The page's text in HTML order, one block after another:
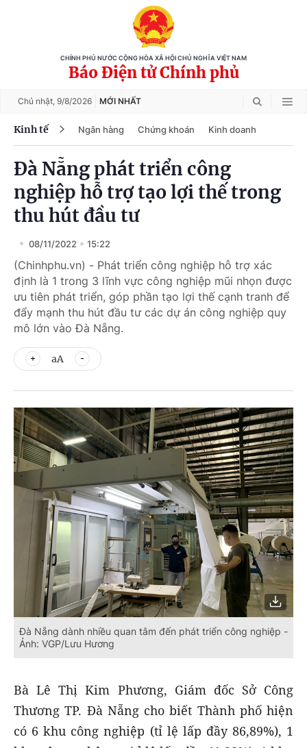
CHÍNH PHỦ NƯỚC CỘNG HÒA XÃ HỘI CHỦ NGHĨA VIỆT NAM
Báo Điện tử Chính phủ
Chủ nhật, 9/8/2026 MỚI NHẤT
Kinh tế Ngân hàng Chứng khoán Kinh doanh
Đà Nẵng phát triển công
nghiệp hỗ trợ tạo lợi thế trong
thu hút đầu tư
08/11/2022 15:22
(Chinhphu.vn) - Phát triển công nghiệp hỗ trợ xác
định là 1 trong 3 lĩnh vực công nghiệp mũi nhọn được
ưu tiên phát triển, góp phần tạo lợi thế cạnh tranh để
đẩy mạnh thu hút đầu tư các dự án công nghiệp quy
mô lớn vào Đà Nẵng.
aA
Đà Nẵng dành nhiều quan tâm đến phát triển công nghiệp -
Ảnh: VGP/Lưu Hương
Bà Lê Thị Kim Phương, Giám đốc Sở Công
Thương TP. Đà Nẵng cho biết Thành phố hiện
có 6 khu công nghiệp (tỉ lệ lấp đầy 86,89%), 1